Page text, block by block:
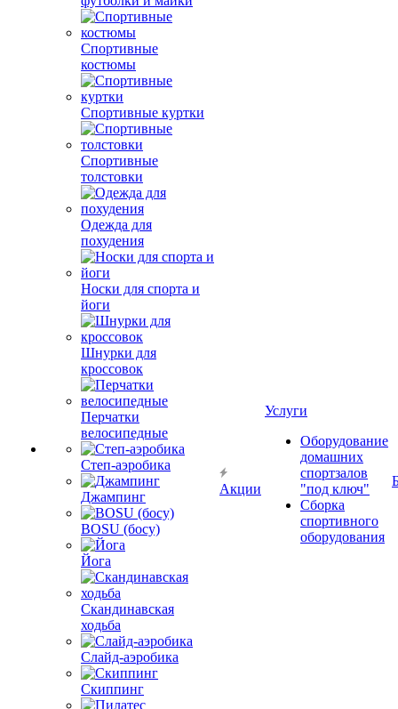
Спортивные
костюмы
Спортивные куртки
Спортивные
толстовки
Одежда для
похудения
Носки для спорта и
йоги
Шнурки для
кроссовок
Перчатки
велосипедные
Степ-аэробика
Джампинг
BOSU (босу)
Йога
Скандинавская
ходьба
Слайд-аэробика
Скиппинг
Акции
Услуги
Оборудование
домашних
спортзалов
"под ключ"
Сборка
спортивного
оборудования